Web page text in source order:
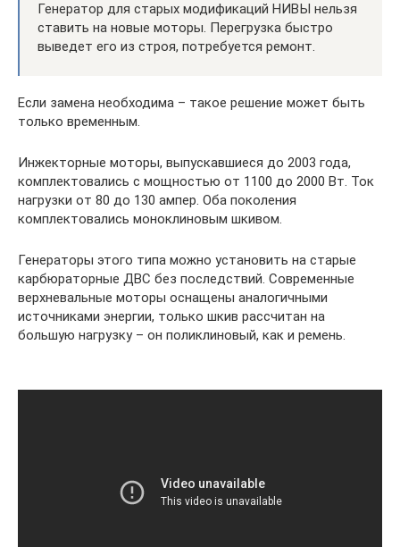
Генератор для старых модификаций НИВЫ нельзя
ставить на новые моторы. Перегрузка быстро
выведет его из строя, потребуется ремонт.
Если замена необходима – такое решение может быть
только временным.
Инжекторные моторы, выпускавшиеся до 2003 года,
комплектовались с мощностью от 1100 до 2000 Вт. Ток
нагрузки от 80 до 130 ампер. Оба поколения
комплектовались моноклиновым шкивом.
Генераторы этого типа можно установить на старые
карбюраторные ДВС без последствий. Современные
верхневальные моторы оснащены аналогичными
источниками энергии, только шкив рассчитан на
большую нагрузку – он поликлиновый, как и ремень.